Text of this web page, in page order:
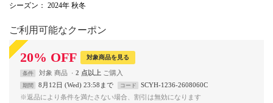
シーズン ： 2024年 秋冬
ご利用可能なクーポン
20% OFF 対象商品を見る
条件 対象 商品 2 点以上
期間 8月12日 (Wed) 23:58まで コード
SCYH-1236-2608060C
※返品により条件を満たさない場合、割引は無効になります